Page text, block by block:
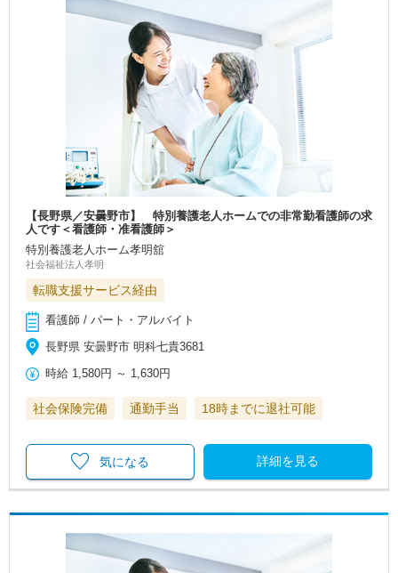
【長野県／安曇野市】 特別養護老人ホームでの非常勤看護師の求
人です＜看護師・准看護師＞
特別養護老人ホーム孝明舘
社会福祉法人孝明
転職支援サービス経由
看護師 / パート・アルバイト
長野県 安曇野市 明科七貴3681
時給 1,580円 ～ 1,630円
社会保険完備 通勤手当 18時までに退社可能
詳細を見る
気になる